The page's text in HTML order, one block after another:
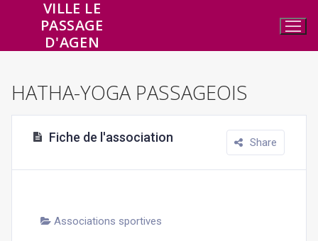
VILLE LE
PASSAGE
D'AGEN
HATHA-YOGA PASSAGEOIS
Fiche de l'association Share
Associations sportives